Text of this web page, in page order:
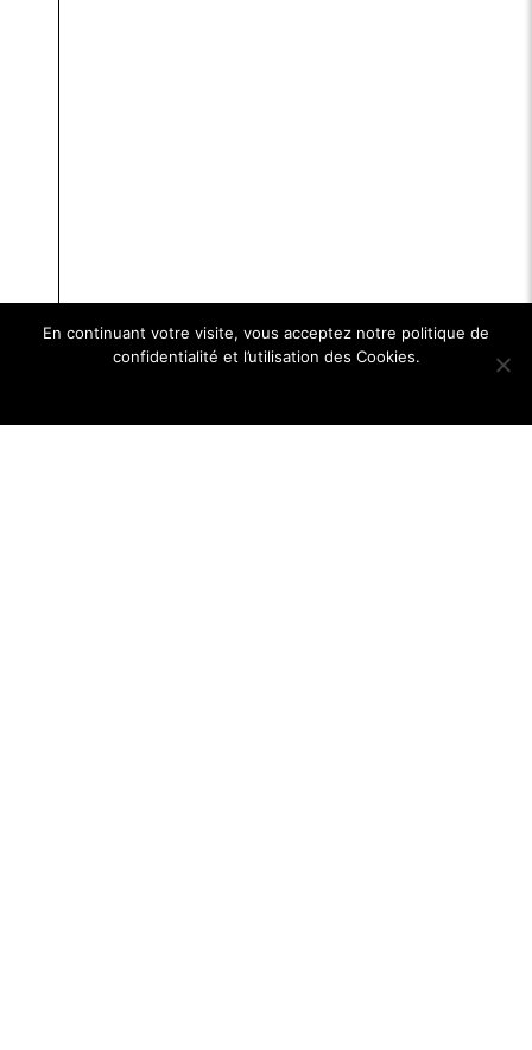
En continuant votre visite, vous acceptez notre politique de
confidentialité et l’utilisation des Cookies.